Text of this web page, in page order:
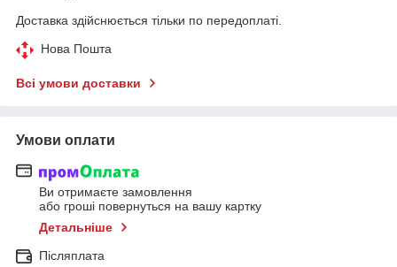
Доставка здійснюється тільки по передоплаті.
Нова Пошта
Всі умови доставки
Умови оплати
Ви отримаєте замовлення
або гроші повернуться на вашу картку
Детальніше
Післяплата